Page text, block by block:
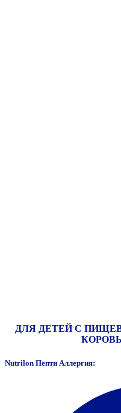
ДЛЯ ДЕТЕЙ С
Nutrilon Пепти Аллергия: